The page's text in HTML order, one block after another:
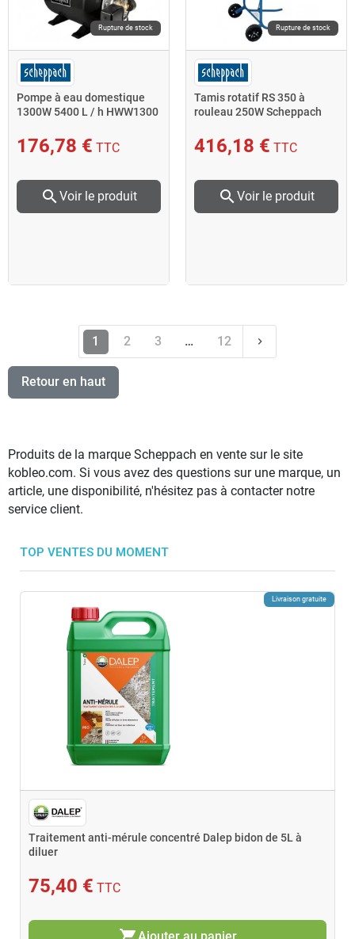
Rupture de stock
Pompe à eau domestique
1300W 5400 L / h HWW1300
176,78 € TTC
search Voir le produit
Rupture de stock
Tamis rotatif RS 350 à
rouleau 250W Scheppach
416,18 € TTC
search Voir le produit
1 2 3 … 12 keyboard_arrow_right
Retour en haut
Produits de la marque Scheppach en vente sur le site
kobleo.com. Si vous avez des questions sur une marque, un
article, une disponibilité, n'hésitez pas à contacter notre
service client.
TOP VENTES DU MOMENT
Livraison gratuite
Traitement anti-mérule concentré Dalep bidon de 5L à
diluer
75,40 € TTC